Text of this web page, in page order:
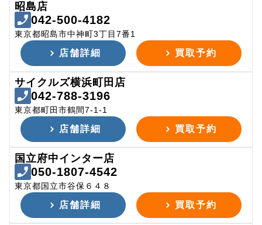
昭島店
042-500-4182
東京都昭島市中神町3丁目7番1
店舗詳細 買取予約
サイクルズ横浜町田店
042-788-3196
東京都町田市鶴間7-1-1
店舗詳細 買取予約
国立府中インター店
050-1807-4542
東京都国立市谷保６４８
店舗詳細 買取予約